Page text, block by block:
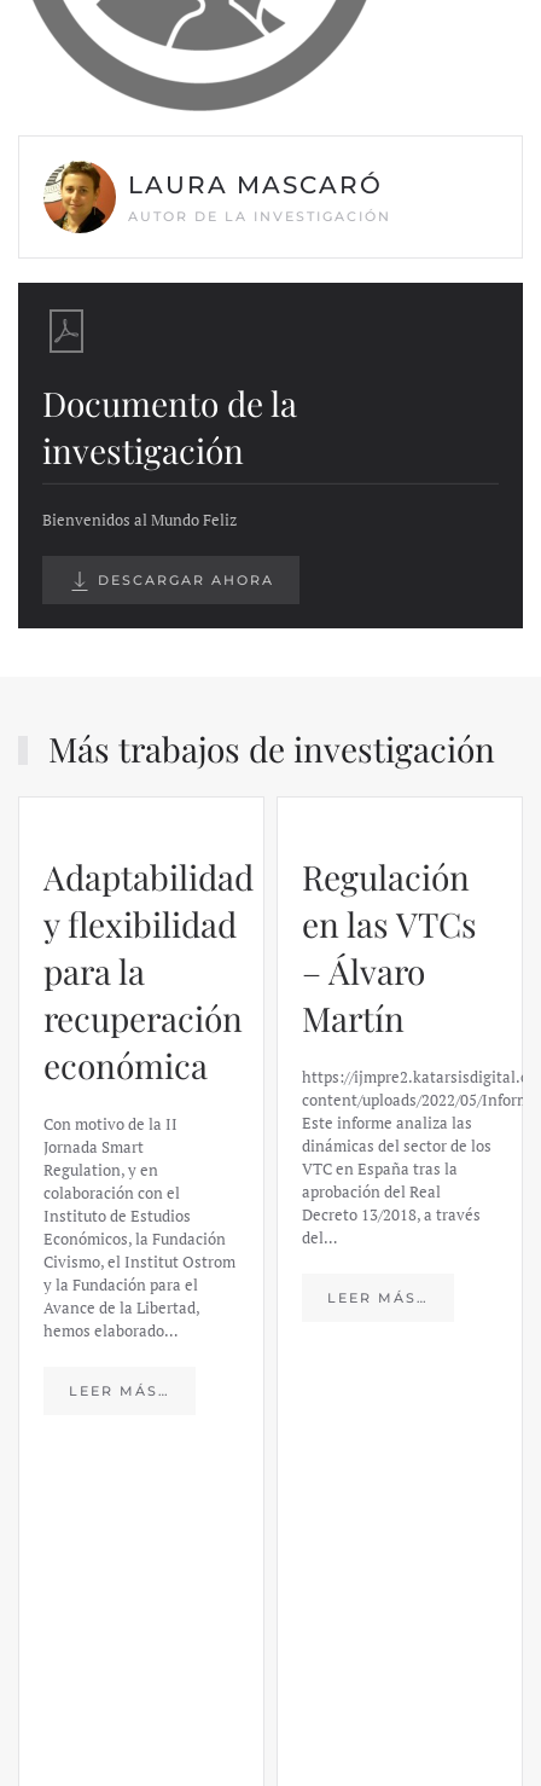
LAURA MASCARÓ
AUTOR DE LA INVESTIGACIÓN
Documento de la
investigación
Bienvenidos al Mundo Feliz
DESCARGAR AHORA
Más trabajos de investigación
Adaptabilidad
y flexibilidad
para la
recuperación
económica
Con motivo de la II
Jornada Smart
Regulation, y en
colaboración con el
Instituto de Estudios
Económicos, la Fundación
Civismo, el Institut Ostrom
y la Fundación para el
Avance de la Libertad,
hemos elaborado…
LEER MÁS…
Regulación
en las VTCs
– Álvaro
Martín
https://
content/uploads/2022/05/
Este informe analiza las
dinámicas del sector de los
VTC en España tras la
aprobación del Real
Decreto 13/2018, a través
del…
LEER MÁS…